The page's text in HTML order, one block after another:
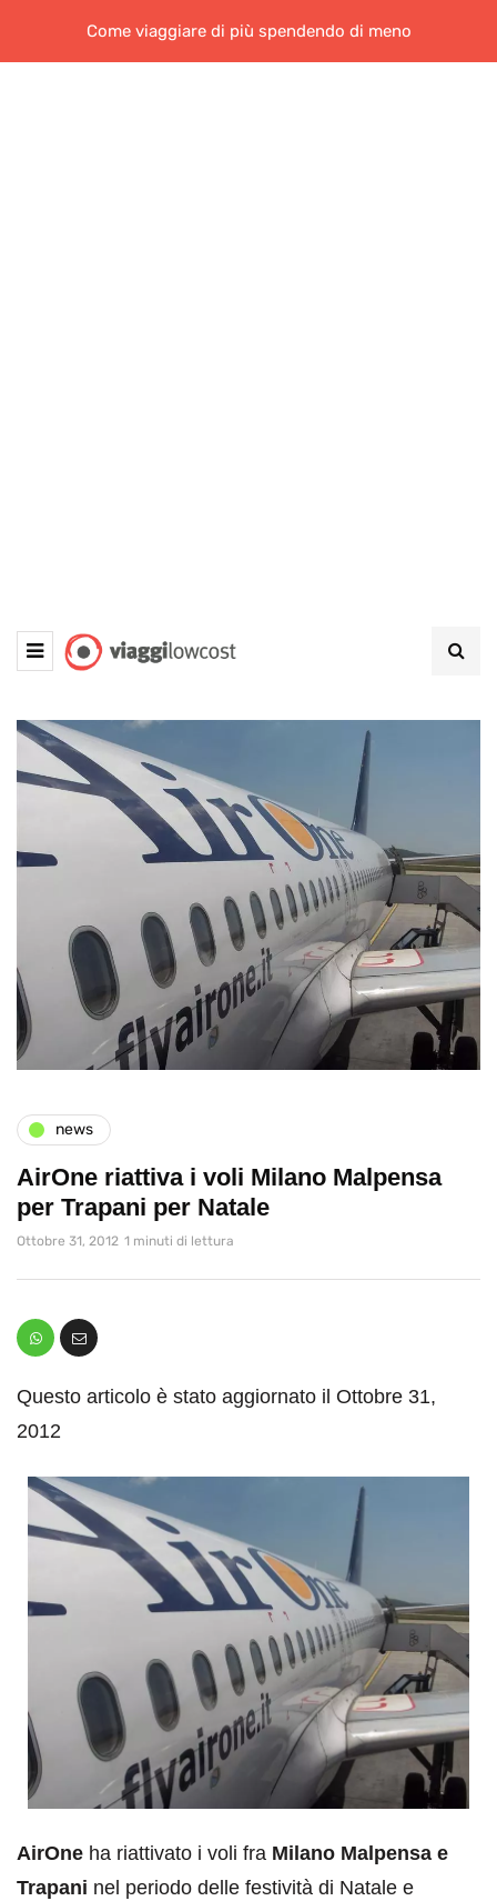
Come viaggiare di più spendendo di meno
news
AirOne riattiva i voli Milano Malpensa
per Trapani per Natale
Ottobre 31, 2012 1 minuti di lettura
Questo articolo è stato aggiornato il Ottobre 31,
2012
AirOne ha riattivato i voli fra Milano Malpensa e
Trapani nel periodo delle festività di Natale e